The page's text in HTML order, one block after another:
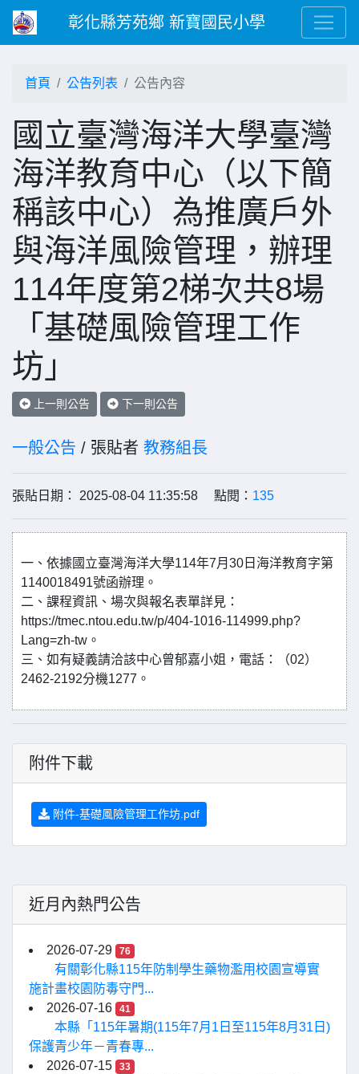
彰化縣芳苑鄉 新寶國民小學
首頁 公告列表 公告內容
國立臺灣海洋大學臺灣
海洋教育中心（以下簡
稱該中心）為推廣戶外
與海洋風險管理，辦理
114年度第2梯次共8場
「基礎風險管理工作
坊」
上一則公告 下一則公告
一般公告 / 張貼者 教務組長
張貼日期： 2025-08-04 11:35:58 點閱： 135
一、依據國立臺灣海洋大學114年7月30日海洋教育字第
1140018491號函辦理。
二、課程資訊、場次與報名表單詳見：
https://tmec.ntou.edu.tw/p/404-1016-114999.php?
Lang=zh-tw。
三、如有疑義請洽該中心曾郁嘉小姐，電話：（02）
2462-2192分機1277。
附件下載
附件-基礎風險管理工作坊.pdf
近月內熱門公告
2026-07-29 76
有關彰化縣115年防制學生藥物濫用校園宣導實
施計畫校園防毒守門...
2026-07-16
41
本縣「115年暑期(115年7月1日至115年8月31日)
保護青少年－青春專...
2026-07-15
33